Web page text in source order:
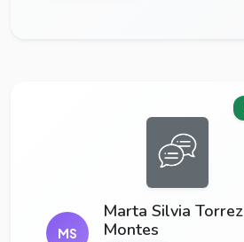
MS
Marta Silvia Torrez
Montes